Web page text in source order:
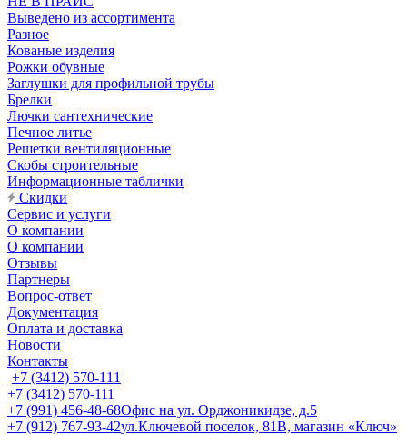
Выведено из ассортимента
Разное
Кованые изделия
Рожки обувные
Заглушки для профильной трубы
Брелки
Лючки сантехнические
Печное литье
Решетки вентиляционные
Скобы строительные
Информационные таблички
Скидки
Сервис и услуги
О компании
О компании
Отзывы
Партнеры
Вопрос-ответ
Документация
Оплата и доставка
Новости
Контакты
+7 (3412) 570-111
+7 (3412) 570-111
+7 (991) 456-48-68Офис на ул. Орджоникидзе, д.5
+7 (912) 767-93-42ул.Ключевой поселок, 81В, магазин «Ключ»